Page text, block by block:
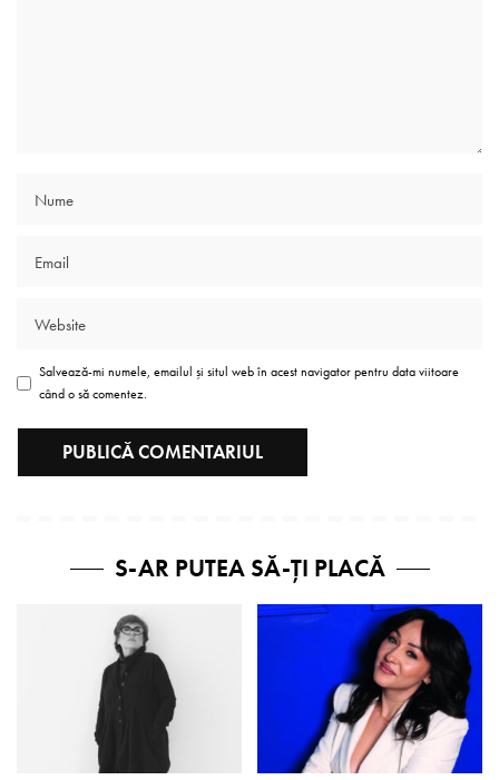
Salvează-mi numele, emailul și situl web în acest navigator pentru data viitoare
când o să comentez.
S-AR PUTEA SĂ-ȚI PLACĂ